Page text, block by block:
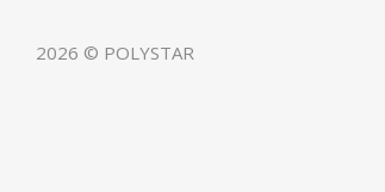
2026 © POLYSTAR